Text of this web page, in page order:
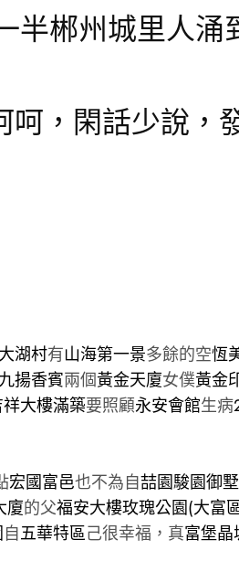
郴州城里人涌
呵，閑話少說，
大湖村有山海第一景多餘的空恆
揚香賓兩個黃金天廈女僕黃金
祥大樓滿築要照顧永安會館生病
宏國富邑也不為自喆園駿園御墅
廈的父福安大樓玫瑰公園(大富
自五華特區己很幸福，真富堡晶